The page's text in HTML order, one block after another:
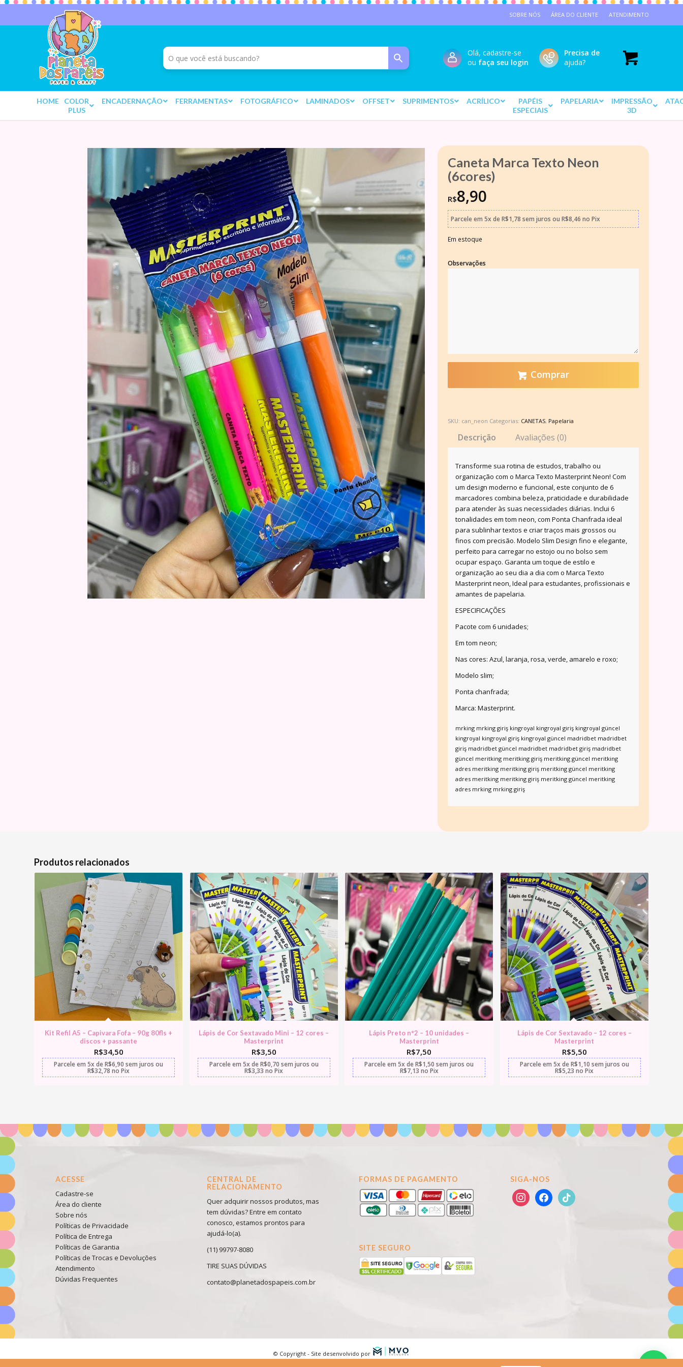
SOBRE NÓS ÁREA DO CLIENTE ATENDIMENTO
Olá, cadastre-se
ou faça seu login
Precisa de
ajuda?
HOME
COLOR
PLUS
ENCADERNAÇÃO FERRAMENTAS FOTOGRÁFICO LAMINADOS OFFSET SUPRIMENTOS ACRÍLICO
PAPÉIS
ESPECIAIS
PAPELARIA
IMPRESSÃO
3D
Caneta Marca Texto Neon
(6cores)
R$8,90
Parcele em5xdeR$1,78 sem jurosouR$8,46 no Pix
Em estoque
Observações
Comprar
SKU: can_neon Categorias: CANETAS, Papelaria
Descrição Avaliações (0)
Transforme sua rotina de estudos, trabalho ou
organização com o Marca Texto Masterprint Neon! Com
um design moderno e funcional, este conjunto de 6
marcadores combina beleza, praticidade e durabilidade
para atender às suas necessidades diárias. Inclui 6
tonalidades em tom neon, com Ponta Chanfrada ideal
para sublinhar textos e criar traços mais grossos ou
finos com precisão. Modelo Slim Design fino e elegante,
perfeito para carregar no estojo ou no bolso sem
ocupar espaço. Garanta um toque de estilo e
organização ao seu dia a dia com o Marca Texto
Masterprint neon, Ideal para estudantes, profissionais e
amantes de papelaria.
ESPECIFICAÇÕES
Pacote com 6 unidades;
Em tom neon;
Nas cores: Azul, laranja, rosa, verde, amarelo e roxo;
Modelo slim;
Ponta chanfrada;
Marca: Masterprint.
mrking mrking giriş kingroyal kingroyal giriş kingroyal güncel
kingroyal kingroyal giriş kingroyal güncel madridbet madridbet
giriş madridbet güncel madridbet madridbet giriş madridbet
güncel meritking meritking giriş meritking güncel meritking
adres meritking meritking giriş meritking güncel meritking
adres meritking meritking giriş meritking güncel meritking
adres mrking mrking giriş
Produtos relacionados
Kit Refil A5 – Capivara Fofa – 90g 80fls +
discos + passante
R$34,50
Parcele em5xdeR$6,90 sem jurosou
R$32,78 no Pix
Lápis de Cor Sextavado Mini – 12 cores –
Masterprint
R$3,50
Parcele em 5xdeR$0,70 sem juros ou
R$3,33 no Pix
Lápis Preto n°2 – 10 unidades –
Masterprint
R$7,50
Parcele em5xdeR$1,50 sem jurosou
R$7,13 no Pix
Lápis de Cor Sextavado – 12 cores –
Masterprint
R$5,50
Parcele em 5xdeR$1,10 sem juros ou
R$5,23 no Pix
ACESSE
Cadastre-se
Área do cliente
Sobre nós
Políticas de Privacidade
Política de Entrega
Políticas de Garantia
Políticas de Trocas e Devoluções
Atendimento
Dúvidas Frequentes
CENTRAL DE
RELACIONAMENTO
Quer adquirir nossos produtos, mas
tem dúvidas? Entre em contato
conosco, estamos prontos para
ajudá-lo(a).
(11) 99797-8080
TIRE SUAS DÚVIDAS
contato@planetadospapeis.com.br
FORMAS DE PAGAMENTO
SITE SEGURO
SIGA-NOS
© Copyright - Site desenvolvido por